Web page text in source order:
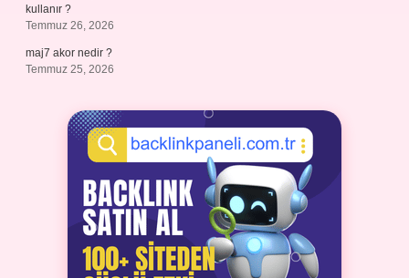
kullanır ?
Temmuz 26, 2026
maj7 akor nedir ?
Temmuz 25, 2026